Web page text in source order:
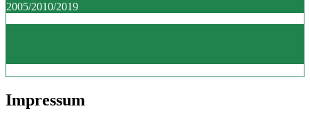
2005/2010/2019
Impressum